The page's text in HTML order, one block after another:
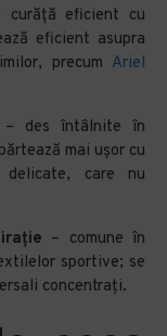
curăță eficient cu
eficient asupra
precum Ariel
– des întâlnite în
mai ușor cu
care nu
– comune în
sportive; se
concentrați.